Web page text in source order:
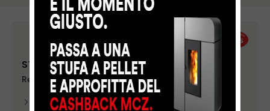
STUF&.COM
Referente : MAURIZIO ANGELONI
VEDI INDIRIZZO